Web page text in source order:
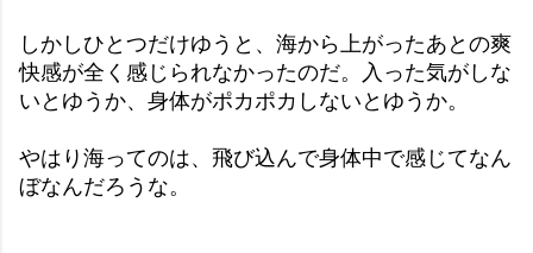
しかしひとつだけゆうと、海から上がったあとの爽
快感が全く感じられなかったのだ。入った気がしな
いとゆうか、身体がポカポカしないとゆうか。
やはり海ってのは、飛び込んで身体中で感じてなん
ぼなんだろうな。